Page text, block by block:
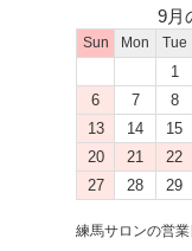
9月
Sun Mon Tue
1
6
7 8
13
14 15
20
21 22
27
28 29
練馬サロンの営業